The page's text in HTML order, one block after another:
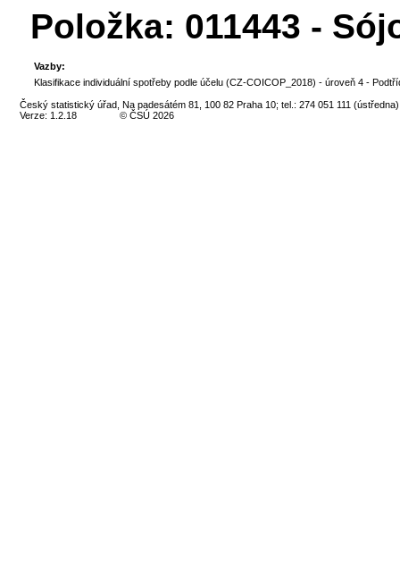
Položka: 011443 -
Vazby:
Klasifikace individuální spotřeby podle účelu (CZ-COICOP_2018) - úroveň 4 -
Český statistický úřad, Na padesátém 81, 100 82 Praha 10; tel.: 274 051 111 (ústředna)
Verze: 1.2.18
© ČSÚ 2026